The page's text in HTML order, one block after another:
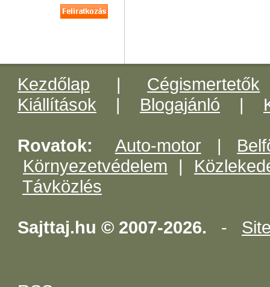
Kezdőlap | Cégismertetők
Kiállítások | Blogajánló |
Rovatok: Auto-motor|
Környezetvédelem |
Távközlés
Sajttaj.hu © 2007-2026. -